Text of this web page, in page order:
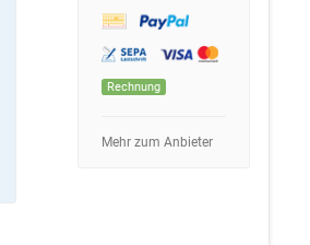
Rechnung
Mehr zum Anbieter